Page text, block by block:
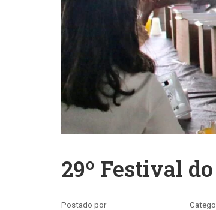
29º Festival
Postado por